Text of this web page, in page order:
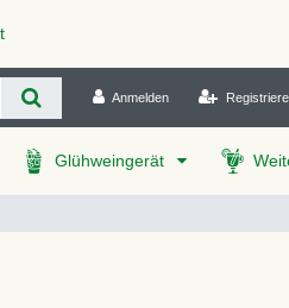
Anmelden
Glühweingerät